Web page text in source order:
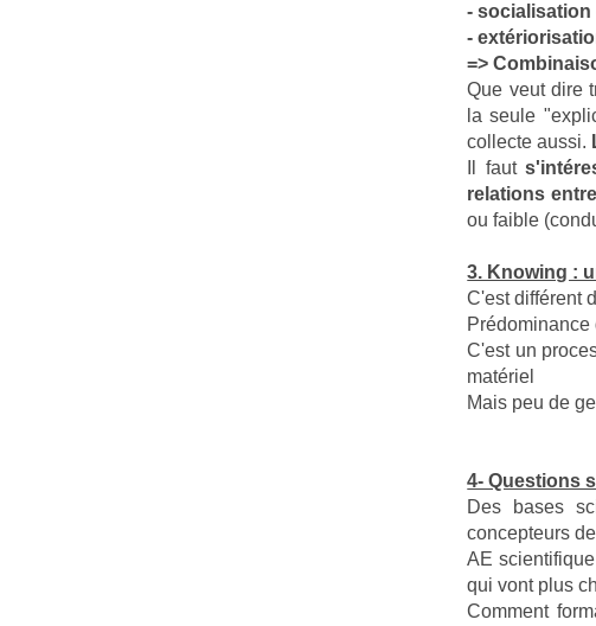
- socialisation
-
=>
Que veut dire
la seule
collecte aussi.
Il faut
relations
ou faible
3. Knowing :
C'est différent
C'est un
matériel
Mais peu de
4- Questions
Des bases
concepteurs
AE
qui vont plus
Comment